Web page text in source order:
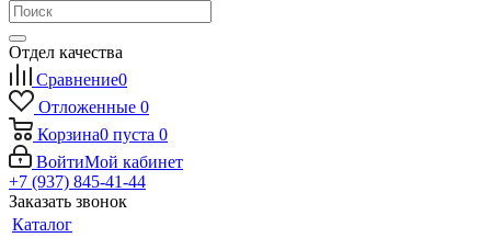
Отдел качества
Сравнение0
Отложенные 0
Корзина0 пуста 0
ВойтиМой кабинет
+7 (937) 845-41-44
Заказать звонок
Каталог